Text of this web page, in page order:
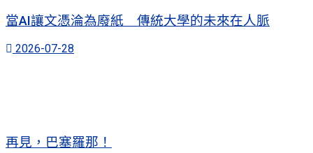
當AI讓文憑淪為廢紙 傳統大學的未來在人脈
2026-07-28
再見，巴塞羅那！